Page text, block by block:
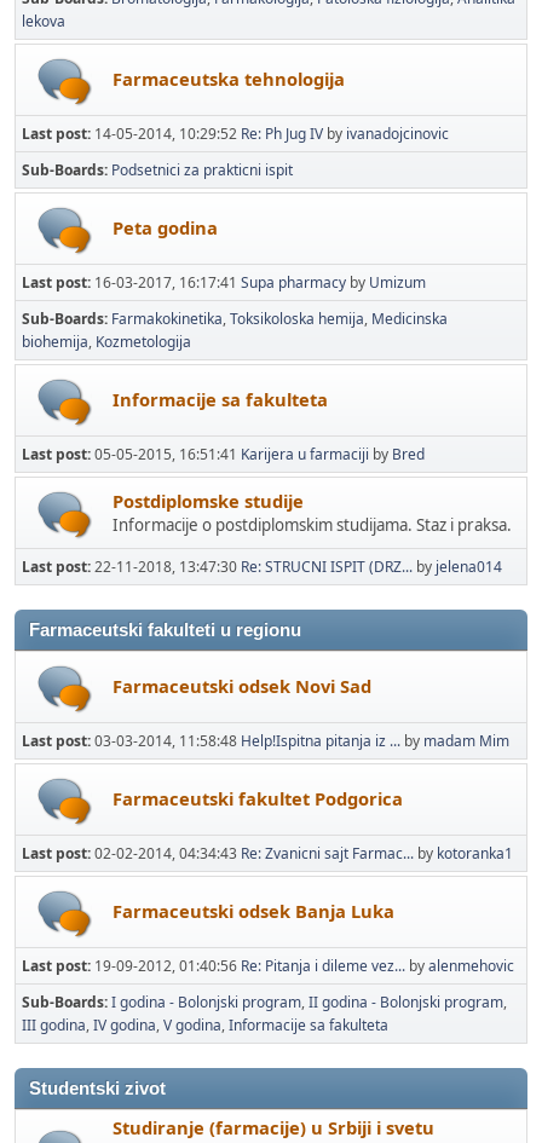
lekova
Farmaceutska tehnologija
Last post: 14-05-2014, 10:29:52 Re: Ph Jug IV by ivanadojcinovic
Sub-Boards Podsetnici za prakticni ispit
Peta godina
Last post: 16-03-2017, 16:17:41 Supa pharmacy by Umizum
Sub-Boards Farmakokinetika Toksikoloska hemija Medicinska
biohemija Kozmetologija
Informacije sa fakulteta
Last post:05-05-2015, 16:51:41 Karijera u farmaciji by Bred
Postdiplomske studije
Informacije o postdiplomskim studijama. Staz i praksa.
Last post:22-11-2018, 13:47:30 Re: STRUCNI ISPIT (DRZ... by jelena014
Farmaceutski fakulteti u regionu
Farmaceutski odsek Novi Sad
Last post:03-03-2014, 11:58:48 Help!Ispitna pitanja iz ... by madam Mim
Farmaceutski fakultet Podgorica
Last post:02-02-2014, 04:34:43 Re: Zvanicni sajt Farmac... by kotoranka1
Farmaceutski odsek Banja Luka
Last post: 19-09-2012, 01:40:56 Re: Pitanja i dileme vez... byalenmehovic
Sub-Boards I godina - Bolonjski program II godina - Bolonjski program
III godina IV godina V godina Informacije sa fakulteta
Studentski zivot
Studiranje (farmacije) u Srbiji i svetu